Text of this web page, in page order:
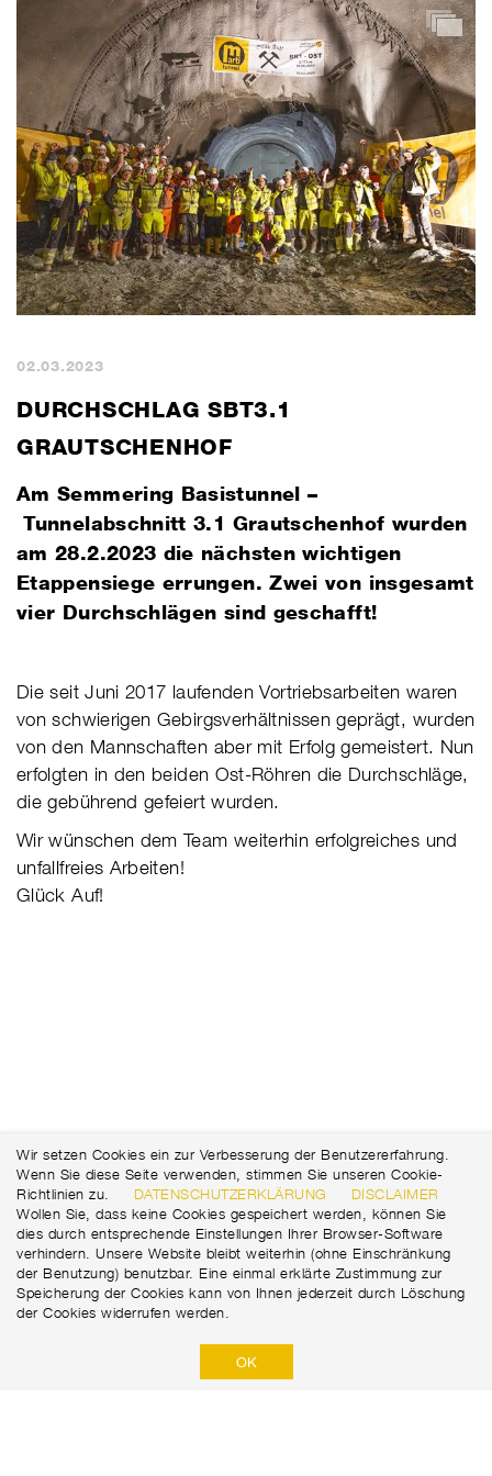
02.03.2023
DURCHSCHLAG SBT3.1
GRAUTSCHENHOF
​Am Semmering Basistunnel –
Tunnelabschnitt 3.1 Grau­tschen­hof wurden
am 28.2.2023 die nächs­ten wich­ti­gen
Etappen­siege errun­gen. Zwei von ins­ge­samt
vier Durch­schlä­gen sind geschafft!
Die seit Juni 2017 lauf­en­den Vor­triebs­­ar­bei­ten waren
von schwie­rigen Gebirgs­­ver­­hält­­nis­­sen geprägt, wur­den
von den Mann­­schaf­­ten aber mit Erfolg gemeis­­tert. Nun
erfolgten in den bei­den Ost-Röhren die Durch­­schläge,
die gebühr­end gefeiert wurden.
Wir wünschen dem Team weiterhin erfolg­­reiches und
unfall­­freies Arbei­­ten!
Glück Auf!
Wir setzen Cookies ein zur Verbesserung der Benutzererfahrung.
Wenn Sie diese Seite verwenden, stimmen Sie unseren Cookie-
Richtlinien zu.
DATENSCHUTZERKLÄRUNG
DISCLAIMER
Wollen Sie, dass keine Cookies gespeichert werden, können Sie
dies durch entsprechende Einstellungen Ihrer Browser-Software
verhindern. Unsere Website bleibt weiterhin (ohne Einschränkung
der Benutzung) benutzbar. Eine einmal erklärte Zustimmung zur
Speicherung der Cookies kann von Ihnen jederzeit durch Löschung
der Cookies widerrufen werden.
OK